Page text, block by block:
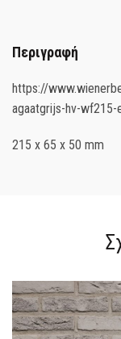
Περιγραφή
https://
agaatgrijs-hv-wf215-
215 x 65 x 50 mm